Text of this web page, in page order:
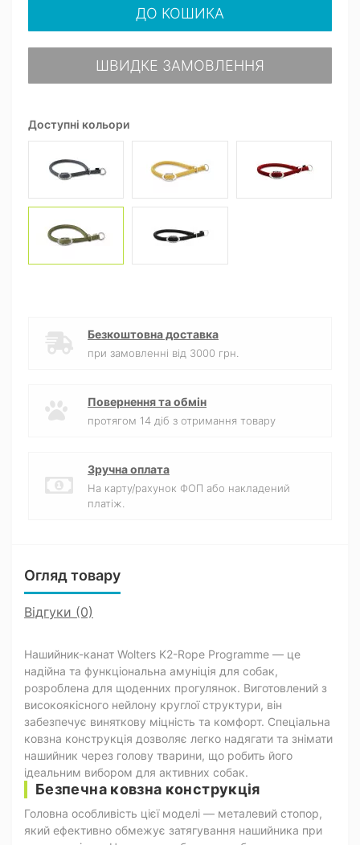
Доступні кольори
ДО КОШИКА
ШВИДКЕ ЗАМОВЛЕННЯ
Безкоштовна доставка
при замовленні від 3000 грн.
Повернення та обмін
протягом 14 діб з отримання товару
Зручна оплата
На карту/рахунок ФОП або накладений
платіж.
Огляд товару
Відгуки (0)
Нашийник-канат Wolters K2-Rope Programme — це
надійна та функціональна амуніція для собак,
розроблена для щоденних прогулянок. Виготовлений з
високоякісного нейлону круглої структури, він
забезпечує виняткову міцність та комфорт. Спеціальна
ковзна конструкція дозволяє легко надягати та знімати
нашийник через голову тварини, що робить його
ідеальним вибором для активних собак.
Безпечна ковзна конструкція
Головна особливість цієї моделі — металевий стопор,
який ефективно обмежує затягування нашийника при